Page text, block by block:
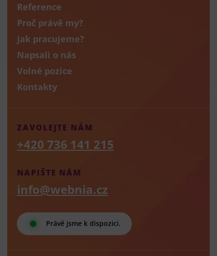
Reference
Proč právě my?
Jak pracujeme?
Napsali o nás
Volné pozice
Kontakty
Právě jsme k dispozici.
NAPIŠTE NÁM
info@webnia.cz
ZAVOLEJTE NÁM
+420 736 141 215